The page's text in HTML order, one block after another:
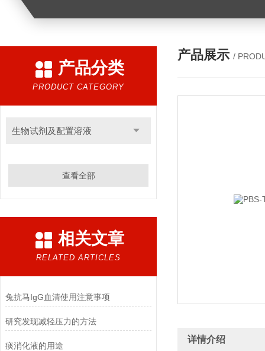
产品分类
PRODUCT CATEGORY
生物试剂及配置溶液
查看全部
相关文章
RELATED ARTICLES
兔抗马IgG血清使用注意事项
研究发现减轻压力的方法
痰消化液的用途
产品展示 /
详情介绍